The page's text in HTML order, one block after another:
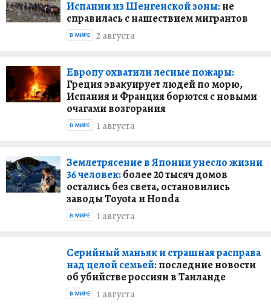
Испании из Шенгенской зоны:не
справилась с нашествием мигрантов
2 августа
В МИРЕ
Европу охватили лесные пожары:
Греция эвакуирует людей по морю,
Испания и Франция борются с новыми
очагами возгорания
1 августа
В МИРЕ
Землетрясение в Японии унесло жизни
36 человек:более 20 тысяч домов
остались без света, остановились
заводы Toyota и Honda
1 августа
В МИРЕ
Серийный маньяк и страшная расправа
над целой семьей:последние новости
об убийстве россиян в Таиланде
1 августа
В МИРЕ